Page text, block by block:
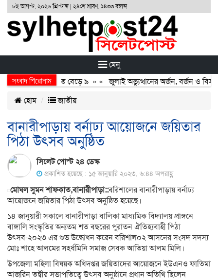
৮ই আগস্ট, ২০২৬ খ্রিস্টাব্দ | ২৪শে শ্রাবণ, ১৪৩৩ বঙ্গাব্দ
মেনু
সংবাদ শিরোনাম
সংঘর্ষ, নিহত বেড়ে ৯» « জুলাই অভ্যুত্থানের অর্জন, বর্জন ও বিসর্জন
হোম
জাতীয়
বানারীপাড়ায় বর্নাঢ্য আয়োজনে জয়িতার
পিঠা উৎসব অনুষ্ঠিত
সিলেট পোস্ট ২৪ ডেস্ক
প্রকাশিত হয়েছে : ১৫ জানুয়ারি ২০২৩, ৬:৪৪ অপরাহ্ণ
মোঘল সুমন শাফকাত,বানারীপাড়া::বরিশালের বানারীপাড়ায় বর্নাঢ্য
আয়োজনে জয়িতার পিঠা উৎসব অনুষ্ঠিত হয়েছে।
১৪ জানুয়ারী সকালে বানারীপাড়া বালিকা মাধ্যমিক বিদ্যালয় প্রাঙ্গনে
বাঙ্গালি সংস্কৃতির অন্যতম শত বছরের পুরাতন ঐতিহ্যবাহী পিঠা
উৎসব-২০২৩ এর শুভ উদ্ধোধন করেন বরিশাল০২ আসনের সংসদ সদস্য
মোঃ শাহে আলমের সহর্ধমিনি সমাজ সেবক আতিয়া আলম মিলি।
উপজেলা মহিলা বিষয়ক অধিদপ্তর জয়িতাদের আয়োজনে ইউএনও ফাতিমা
আজরিন তন্বীর সভাপতিত্বে উৎসব অনুষ্ঠানে প্রধান অতিথি ছিলেন